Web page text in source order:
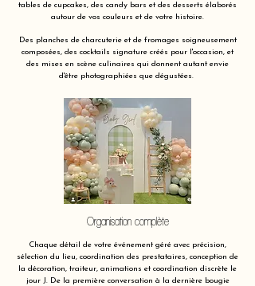
tables de cupcakes, des candy bars et des desserts élaborés
autour de vos couleurs et de votre histoire.
Des planches de charcuterie et de fromages soigneusement
composées, des cocktails signature créés pour l'occasion, et
des mises en scène culinaires qui donnent autant envie
d'être photographiées que dégustées.
Organisation complète
Chaque détail de votre événement géré avec précision,
sélection du lieu, coordination des prestataires, conception de
la décoration, traiteur, animations et coordination discrète le
jour J. De la première conversation à la dernière bougie